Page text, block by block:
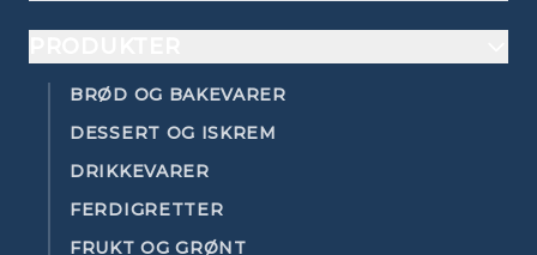
BRØD OG BAKEVARER
DESSERT OG ISKREM
DRIKKEVARER
FERDIGRETTER
FRUKT OG GRØNT